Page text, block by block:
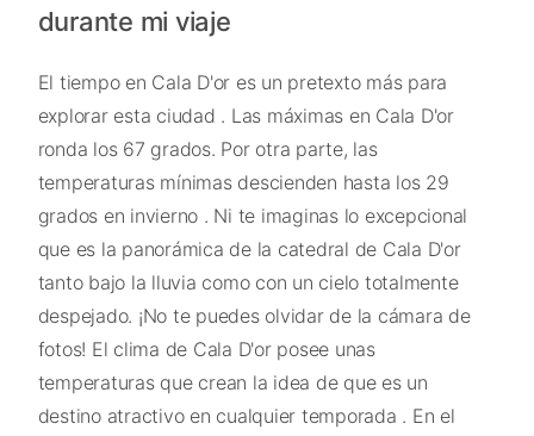
durante mi viaje
El tiempo en Cala D'or es un pretexto más para
explorar esta ciudad . Las máximas en Cala D'or
ronda los 67 grados. Por otra parte, las
temperaturas mínimas descienden hasta los 29
grados en invierno . Ni te imaginas lo excepcional
que es la panorámica de la catedral de Cala D'or
tanto bajo la lluvia como con un cielo totalmente
despejado. ¡No te puedes olvidar de la cámara de
fotos! El clima de Cala D'or posee unas
temperaturas que crean la idea de que es un
destino atractivo en cualquier temporada . En el